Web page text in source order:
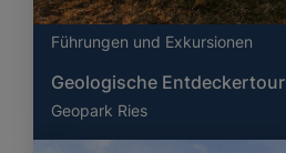
Führungen und Exkursionen
Geologische Entdeckertour
Geopark Ries